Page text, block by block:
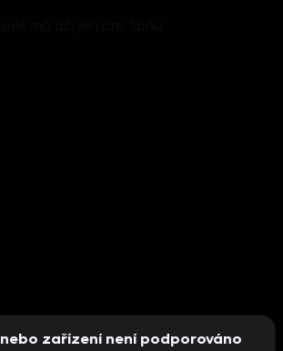
zařízení není podporováno